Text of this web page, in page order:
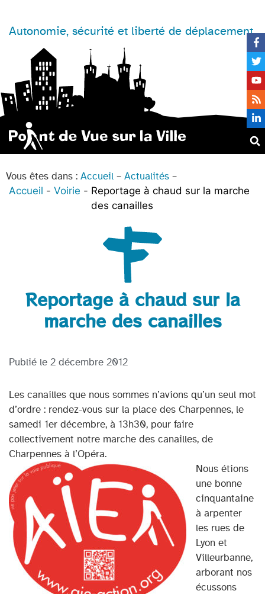
Autonomie, sécurité et liberté de déplacement
Vous êtes dans : Accueil – Actualités –
Accueil Voirie
Reportage à chaud sur la marche
des canailles
Reportage à chaud sur la
marche des canailles
Publié le 2 décembre 2012
Les canailles que nous sommes n’avions qu’un seul mot
d’ordre : rendez-vous sur la place des Charpennes, le
samedi 1er décembre, à 13h30, pour faire
collectivement notre marche des canailles, de
Charpennes à l’Opéra.
Nous étions
une bonne
cinquantaine
à arpenter
les rues de
Lyon et
Villeurbanne,
arborant nos
écussons